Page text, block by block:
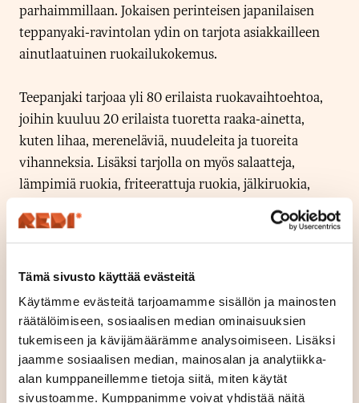
Tämä sivusto käyttää evästeitä
Käytämme evästeitä tarjoamamme sisällön ja mainosten
räätälöimiseen, sosiaalisen median ominaisuuksien
tukemiseen ja kävijämäärämme analysoimiseen. Lisäksi
jaamme sosiaalisen median, mainosalan ja analytiikka-
alan kumppaneillemme tietoja siitä, miten käytät
sivustoamme. Kumppanimme voivat yhdistää näitä
parhaimmillaan. Jokaisen perinteisen japanilaisen
teppanyaki-ravintolan ydin on tarjota asiakkailleen
ainutlaatuinen ruokailukokemus.
Teepanjaki tarjoaa yli 80 erilaista ruokavaihtoehtoa,
joihin kuuluu 20 erilaista tuoretta raaka-ainetta,
kuten lihaa, mereneläviä, nuudeleita ja tuoreita
vihanneksia. Lisäksi tarjolla on myös salaatteja,
lämpimiä ruokia, friteerattuja ruokia, jälkiruokia,
Keittiömestari valmistaa jokaisen aterian paikan
päällä käyttäen klassista ja perinteistä japanilaista
Vastustamattomia makuja Itsuyakissa.
Sijainti